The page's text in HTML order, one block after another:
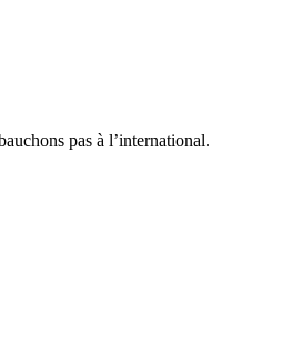
pas à l’international.